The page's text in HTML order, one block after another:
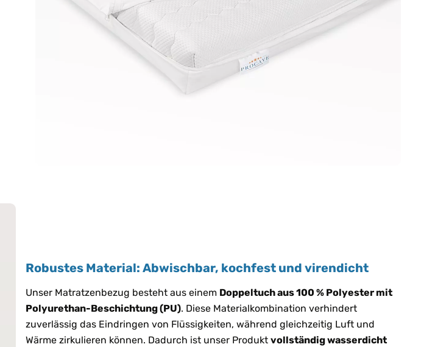
Robustes Material: Abwischbar, kochfest und virendicht
Unser Matratzenbezug besteht aus einem Doppeltuch aus 100 % Polyester mit
Polyurethan-Beschichtung (PU). Diese Materialkombination verhindert
zuverlässig das Eindringen von Flüssigkeiten, während gleichzeitig Luft und
Wärme zirkulieren können. Dadurch ist unser Produkt vollständig wasserdicht